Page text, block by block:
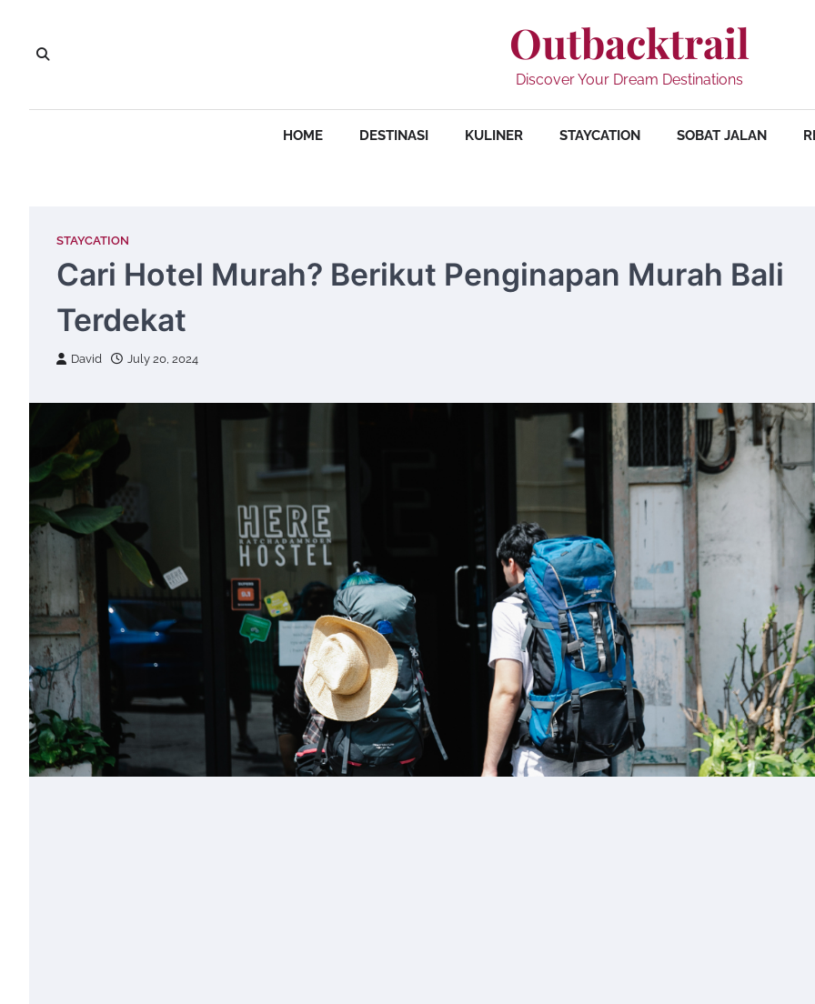
content
Outbacktrail
Discover Your Dream Destinations
HOME DESTINASI KULINER STAYCATION SOBAT JALAN
STAYCATION
Cari Hotel Murah? Berikut Penginapan Murah Bali
Terdekat
David July 20, 2024